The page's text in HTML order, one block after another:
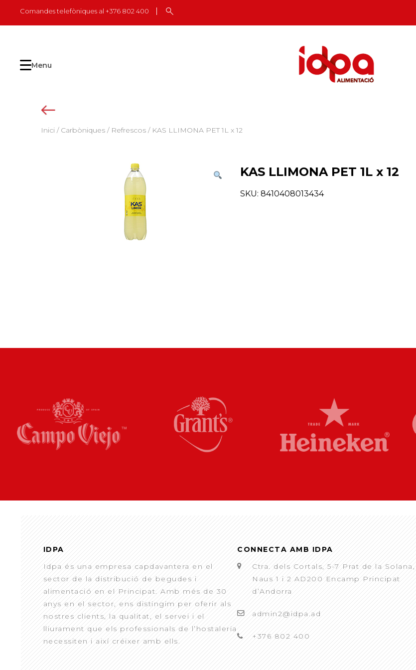
content
Comandes telefòniques al +376 802 400
Menu
Inici / Carbòniques / Refrescos / KAS LLIMONA PET 1L x 12
KAS LLIMONA PET 1L x 12
SKU: 8410408013434
IDPA
Idpa és una empresa capdavantera en el
sector de la distribució de begudes i
alimentació en el Principat. Amb més de 30
anys en el sector, ens distingim per oferir als
nostres clients, la qualitat, el servei i el
lliurament que els professionals de l’hostaleria
necessiten i així créixer amb ells.
CONNECTA AMB IDPA
Ctra. dels Cortals, 5-7 Prat de la Solana,
Naus 1 i 2 AD200 Encamp Principat
d’Andorra
admin2@idpa.ad
+376 802 400